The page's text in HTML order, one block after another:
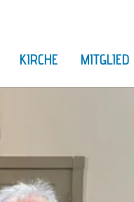
2026
KIRCHE
Kirche
MITGLIED